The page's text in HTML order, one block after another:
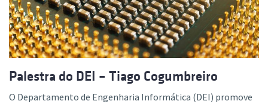
Palestra do DEI – Tiago Cogumbreiro
O Departamento de Engenharia Informática (DEI) promove